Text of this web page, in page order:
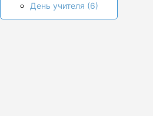
День учителя (6)